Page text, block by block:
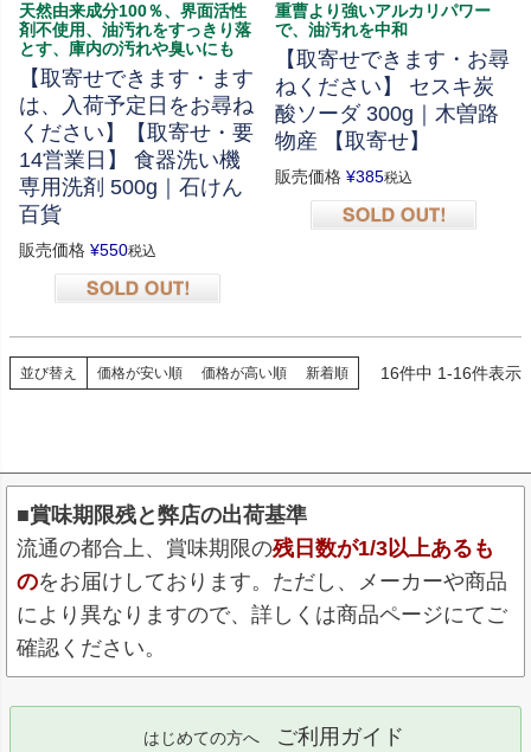
天然由来成分100％、界面活性
剤不使用、油汚れをすっきり落
とす、庫内の汚れや臭いにも
【取寄せできます・ます
は、入荷予定日をお尋ね
ください】【取寄せ・要
14営業日】 食器洗い機
専用洗剤 500g｜石けん
百貨
販売価格 ¥550税込
重曹より強いアルカリパワー
で、油汚れを中和
【取寄せできます・お尋
ねください】 セスキ炭
酸ソーダ 300g｜木曽路
物産 【取寄せ】
販売価格 ¥385税込
並び替え 価格が安い順 価格が高い順 新着順 16件中 1-16件表示
■賞味期限残と弊店の出荷基準
流通の都合上、賞味期限の残日数が1/3以上あるも
のをお届けしております。ただし、メーカーや商品
により異なりますので、詳しくは商品ページにてご
確認ください。
はじめての方へ ご利用ガイド